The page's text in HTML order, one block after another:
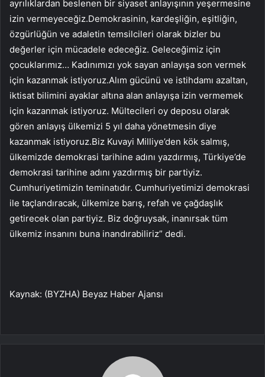
ayrılıklardan beslenen bir siyaset anlayışının yeşermesine
izin vermeyeceğiz.Demokrasinin, kardeşliğin, eşitliğin,
özgürlüğün ve adaletin temsilcileri olarak bizler bu
değerler için mücadele edeceğiz. Geleceğimiz için
çocuklarımız… Kadınımızı yok sayan anlayışa son vermek
için kazanmak istiyoruz.Alım gücünü ve istihdamı azaltan,
iktisat bilimini ayaklar altına alan anlayışa izin vermemek
için kazanmak istiyoruz. Mültecileri oy deposu olarak
gören anlayış ülkemizi 5 yıl daha yönetmesin diye
kazanmak istiyoruz.Biz Kuvayi Milliye’den kök salmış,
ülkemizde demokrasi tarihine adını yazdırmış, Türkiye’de
demokrasi tarihine adını yazdırmış bir partiyiz.
Cumhuriyetimizin teminatıdır. Cumhuriyetimizi demokrasi
ile taçlandıracak, ülkemize barış, refah ve çağdaşlık
getirecek olan partiyiz. Biz doğruysak, inanırsak tüm
ülkemiz insanını buna inandırabiliriz” dedi.
Kaynak: (BYZHA) Beyaz Haber Ajansı